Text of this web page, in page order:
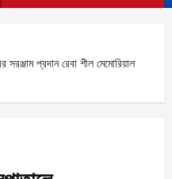
সরঞ্জাম প্রদান রেবা শীল মেমোরিয়াল